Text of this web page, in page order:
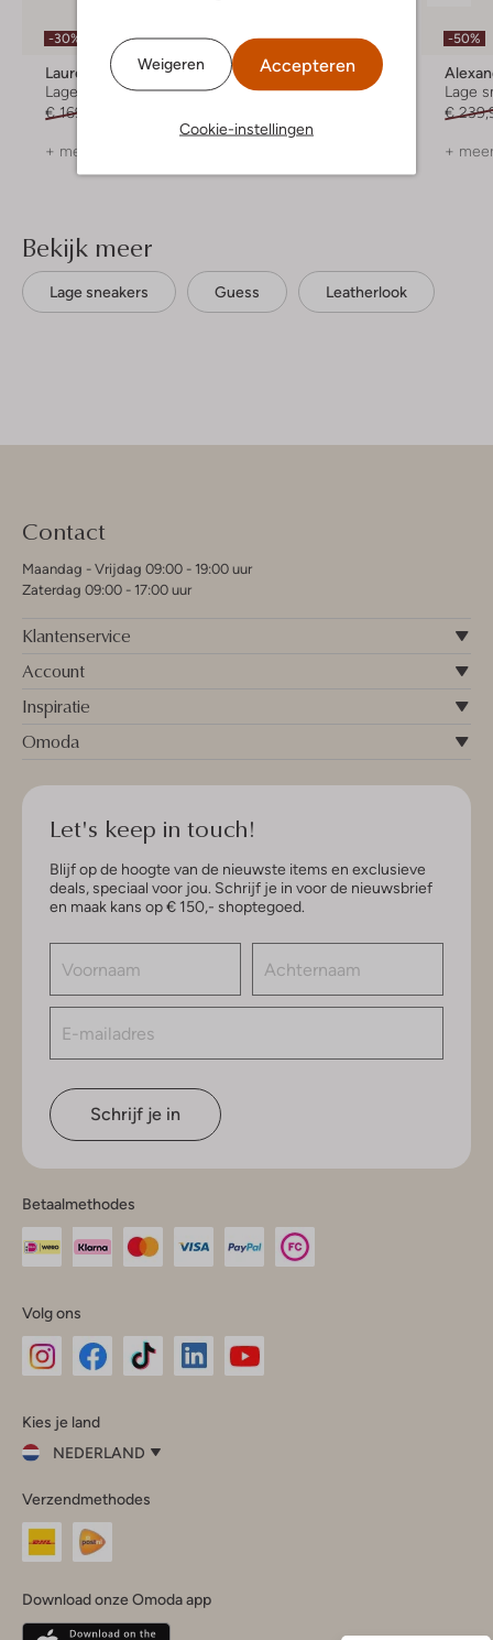
Weigeren Accepteren
Cookie-instellingen
-30%
Lauren Ralph Lauren
Lage sneakers
€ 169,99
+ meer kleuren
-30%
Floris Van Bommel
Lage sneakers
-50%
Lage
€
+
Bekijk meer
Lage sneakers Guess Leatherlook
Contact
Maandag - Vrijdag 09:00 - 19:00 uur
Zaterdag 09:00 - 17:00 uur
Klantenservice
Account
Inspiratie
Omoda
Let's keep in touch!
Blijf op de hoogte van de nieuwste items en exclusieve
deals, speciaal voor jou. Schrijf je in voor de nieuwsbrief
en maak kans op € 150,- shoptegoed.
Schrijf je in
Betaalmethodes
Volg ons
InstagramFacebook
Kies je land
NEDERLAND
je
land
Nederland
Belgique(Français)
Verzendmethodes
Download onze Omoda app